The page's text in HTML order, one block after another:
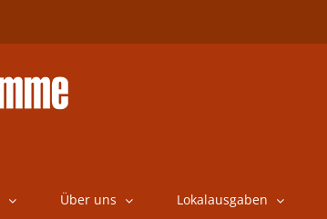
Über uns Lokalausgaben